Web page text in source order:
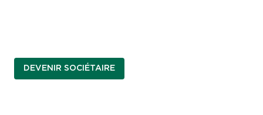
DEVENIR SOCIÉTAIRE